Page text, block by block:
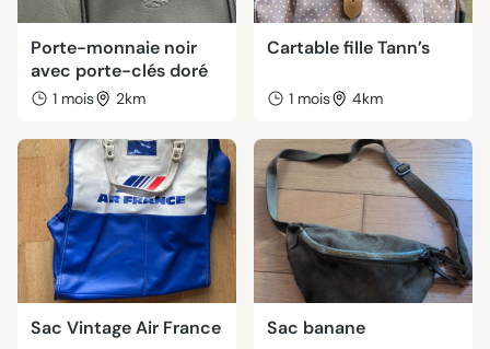
Porte-monnaie noir
avec porte-clés doré
1 mois 2km
Cartable fille Tann’s
1 mois 4km
Sac Vintage Air France Sac banane